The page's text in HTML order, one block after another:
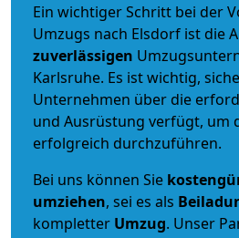
Ein wichtiger Schritt bei der
Umzugs nach Elsdorf ist die
zuverlässigen
Karlsruhe. Es ist wichtig,
Unternehmen über die
und Ausrüstung verfügt, um
erfolgreich durchzuführen.
Bei uns können Sie
umziehen, sei es als
kompletter Umzug. Unser